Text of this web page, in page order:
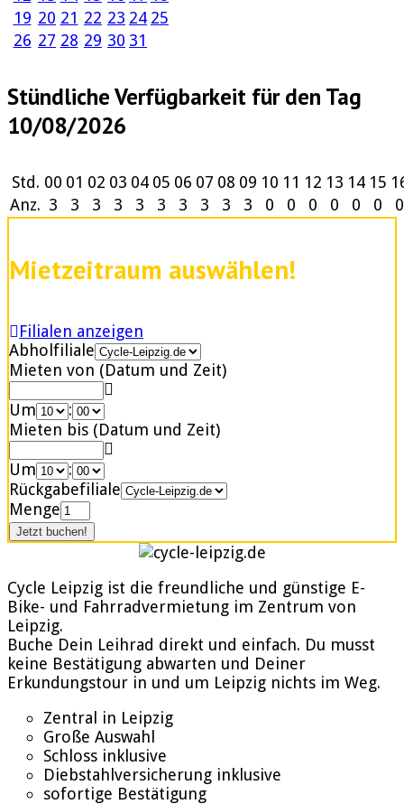
19 20 21 22 23 24 25
26 27 28 29 30 31
Stündliche Verfügbarkeit für den Tag
10/08/2026
Std. 00 01 02 03 04 05 06 07 08 09 10 11 12 13 14 15
Anz. 3 3 3 3 3 3 3 3 3 3 0 0 0 0 0 0 0
Mietzeitraum auswählen!
Filialen anzeigen
Abholfiliale
Mieten von (Datum und Zeit)
Um
:
Mieten bis (Datum und Zeit)
Um
:
Rückgabefiliale
Menge
Cycle Leipzig ist die freundliche und günstige E-
Bike- und Fahrradvermietung im Zentrum von
Leipzig.
Buche Dein Leihrad direkt und einfach. Du musst
keine Bestätigung abwarten und Deiner
Erkundungstour in und um Leipzig nichts im Weg.
Zentral in Leipzig
Große Auswahl
Schloss inklusive
Diebstahlversicherung inklusive
sofortige Bestätigung